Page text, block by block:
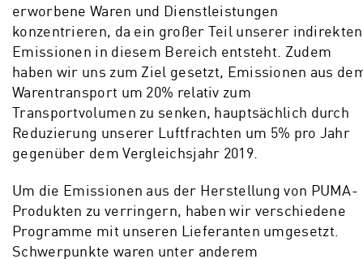
erworbene Waren und Dienstleistungen
konzentrieren, da ein großer Teil unserer indirekten
Emissionen in diesem Bereich entsteht. Zudem
haben wir uns zum Ziel gesetzt, Emissionen aus
Warentransport um 20% relativ zum
Transportvolumen zu senken, hauptsächlich durch
Reduzierung unserer Luftfrachten um 5% pro Jahr
gegenüber dem Vergleichsjahr 2019.
Um die Emissionen aus der Herstellung von PUMA-
Produkten zu verringern, haben wir verschiedene
Programme mit unseren Lieferanten umgesetzt.
Schwerpunkte waren unter anderem